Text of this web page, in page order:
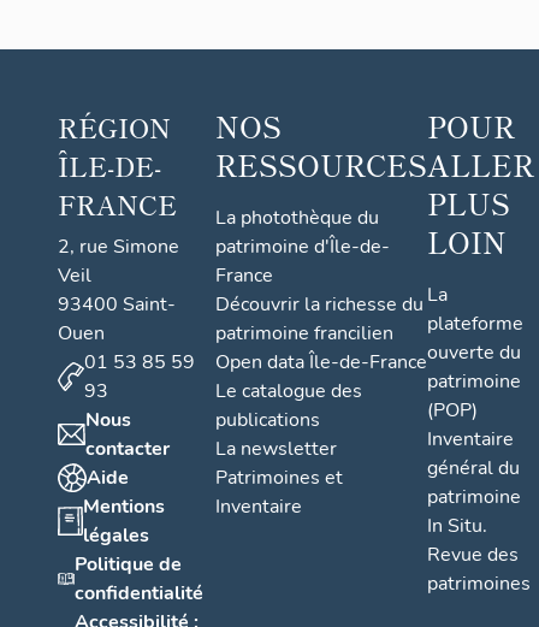
RÉGION
ÎLE-DE-
FRANCE
2, rue Simone
Veil
93400 Saint-
Ouen
01 53 85 59
93
Nous
contacter
Aide
Mentions
légales
Politique de
confidentialité
NOS
RESSOURCES
La photothèque du
patrimoine d'Île-de-
France
Découvrir la richesse du
patrimoine francilien
Open data Île-de-France
Le catalogue des
publications
La newsletter
Patrimoines et
Inventaire
POUR
ALLER
PLUS
LOIN
La
plateforme
ouverte du
patrimoine
(POP)
Inventaire
général du
patrimoine
In Situ.
Revue des
patrimoines